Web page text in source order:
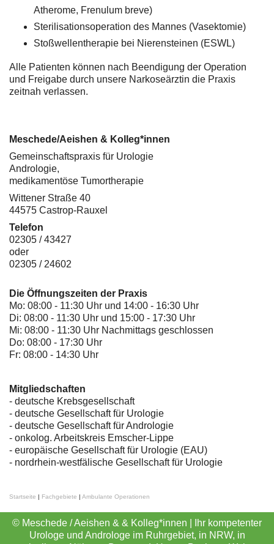
Atherome, Frenulum breve)
Sterilisationsoperation des Mannes (Vasektomie)
Stoßwellentherapie bei Nierensteinen (ESWL)
Alle Patienten können nach Beendigung der Operation
und Freigabe durch unsere Narkoseärztin die Praxis
zeitnah verlassen.
Meschede/Aeishen & Kolleg*innen
Gemeinschaftspraxis für Urologie
Andrologie,
medikamentöse Tumortherapie
Wittener Straße 40
44575 Castrop-Rauxel
Telefon
02305 / 43427
oder
02305 / 24602
Die Öffnungszeiten der Praxis
Mo: 08:00 - 11:30 Uhr und 14:00 - 16:30 Uhr
Di: 08:00 - 11:30 Uhr und 15:00 - 17:30 Uhr
Mi: 08:00 - 11:30 Uhr Nachmittags geschlossen
Do: 08:00 - 17:30 Uhr
Fr: 08:00 - 14:30 Uhr
Mitgliedschaften
- deutsche Krebsgesellschaft
- deutsche Gesellschaft für Urologie
- deutsche Gesellschaft für Andrologie
- onkolog. Arbeitskreis Emscher-Lippe
- europäische Gesellschaft für Urologie (EAU)
- nordrhein-westfälische Gesellschaft für Urologie
Startseite | Fachgebiete | Ambulante Operationen
© Meschede / Aeishen & & Kolleg*innen | Ihr kompetenter
Urologe und Androloge im Ruhrgebiet, in NRW, in